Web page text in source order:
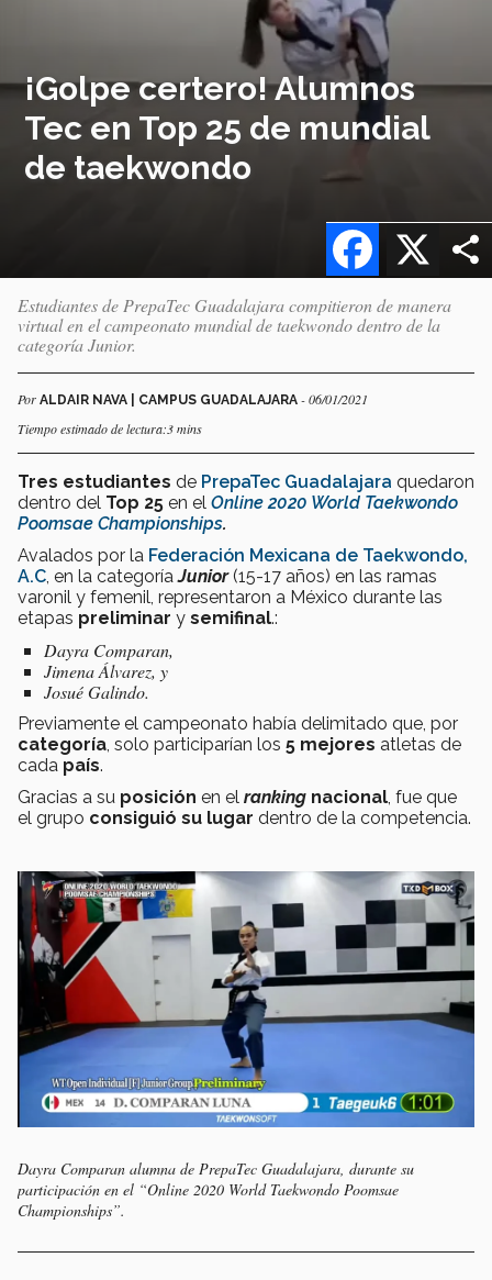
¡Golpe certero! Alumnos
Tec en Top 25 de mundial
de taekwondo
X
Facebook
Estudiantes de PrepaTec Guadalajara compitieron de manera
virtual en el campeonato mundial de taekwondo dentro de la
categoría Junior.
Por ALDAIR NAVA | CAMPUS GUADALAJARA - 06/01/2021
Tiempo estimado de lectura:3 mins
Tres estudiantes de PrepaTec Guadalajara quedaron
dentro del Top 25 en el Online 2020 World Taekwondo
Poomsae Championships.
Avalados por la Federación Mexicana de Taekwondo,
A.C , en la categoríaJunior(15-17 años) en las ramas
varonil y femenil, representaron a México durante las
etapas preliminar y semifinal.:
Dayra Comparan,
Jimena Álvarez, y
Josué Galindo.
Previamente el campeonato había delimitado que, por
categoría , solo participarían los 5 mejores atletas de
cada país.
Gracias a su posición en el ranking nacional , fue que
el grupo consiguió su lugar dentro de la competencia.
Dayra Comparan alumna de PrepaTec Guadalajara, durante su
participación en el “Online 2020 World Taekwondo Poomsae
Championships”.